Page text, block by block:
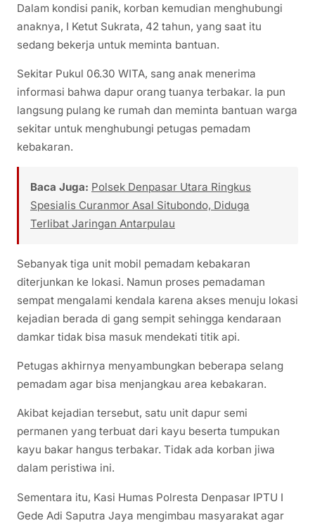
Dalam kondisi panik, korban kemudian menghubungi
anaknya, I Ketut Sukrata, 42 tahun, yang saat itu
sedang bekerja untuk meminta bantuan.
Sekitar Pukul 06.30 WITA, sang anak menerima
informasi bahwa dapur orang tuanya terbakar. Ia pun
langsung pulang ke rumah dan meminta bantuan warga
sekitar untuk menghubungi petugas pemadam
kebakaran.
Baca Juga: Polsek Denpasar Utara Ringkus
Spesialis Curanmor Asal Situbondo, Diduga
Terlibat Jaringan Antarpulau
Sebanyak tiga unit mobil pemadam kebakaran
diterjunkan ke lokasi. Namun proses pemadaman
sempat mengalami kendala karena akses menuju lokasi
kejadian berada di gang sempit sehingga kendaraan
damkar tidak bisa masuk mendekati titik api.
Petugas akhirnya menyambungkan beberapa selang
pemadam agar bisa menjangkau area kebakaran.
Akibat kejadian tersebut, satu unit dapur semi
permanen yang terbuat dari kayu beserta tumpukan
kayu bakar hangus terbakar. Tidak ada korban jiwa
dalam peristiwa ini.
Sementara itu, Kasi Humas Polresta Denpasar IPTU I
Gede Adi Saputra Jaya mengimbau masyarakat agar